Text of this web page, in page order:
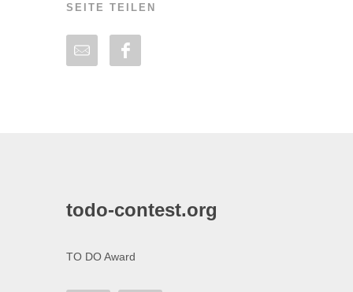
SEITE TEILEN
todo-contest.org
TO DO Award